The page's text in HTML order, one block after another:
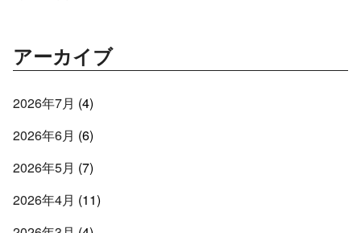
アーカイブ
2026年7月 (4)
2026年6月 (6)
2026年5月 (7)
2026年4月 (11)